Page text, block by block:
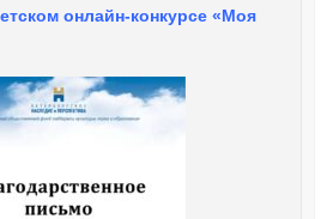
онлайн-конкурсе «Моя